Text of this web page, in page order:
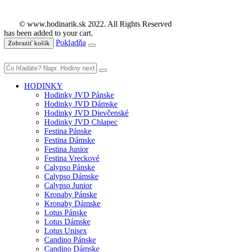
© www.hodinarik.sk 2022. All Rights Reserved
has been added to your cart.
Zobraziť košík Pokladňa
HODINKY
Hodinky JVD Pánske
Hodinky JVD Dámske
Hodinky JVD Dievčenské
Hodinky JVD Chlapec
Festina Pánske
Festina Dámske
Festina Junior
Festina Vreckové
Calypso Pánske
Calypso Dámske
Calypso Junior
Kronaby Pánske
Kronaby Dámske
Lotus Pánske
Lotus Dámske
Lotus Unisex
Candino Pánske
Candino Dámske